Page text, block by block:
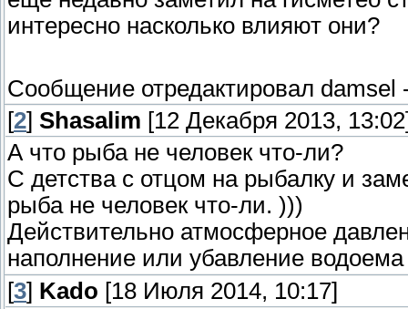
интересно насколько влияют они?
Сообщение отредактировал damsel
[2] Shasalim [12 Декабря 2013,
А что рыба не человек что-ли?
С детства с отцом на рыбалку и
рыба не человек что-ли. )))
Действительно атмосферное
наполнение или убавление
[3] Kado [18 Июля 2014, 10:17]